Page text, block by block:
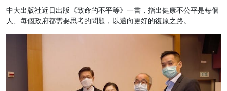
中大出版社近日出版《致命的不平等》一書，指出健康不公平是每個
人、每個政府都需要思考的問題，以邁向更好的復原之路。